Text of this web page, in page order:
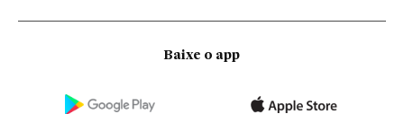
Baixe o app